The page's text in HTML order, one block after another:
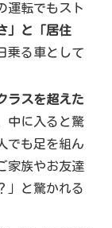
運転でもスト
」と「居住
乗る車として
ラスを超えた
中に入ると驚
でも足を組ん
家族やお友達
」と驚かれる